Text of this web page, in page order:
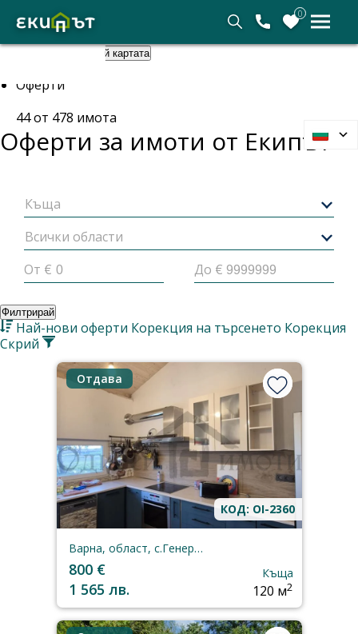
0
Скрий картата
Оферти
44от 478 имота
Оферти за имоти от Екипът
Къща
Всички области
От €
До €
Филтрирай
Най-нови оферти Корекция на търсенето Корекция
Скрий
Отдава
КОД: OI-2360
Варна, област, с.Генерал-Кантарджиево
800 €
1 565 лв.
Къща
120 м2